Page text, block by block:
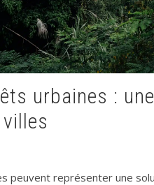
peuvent représenter une